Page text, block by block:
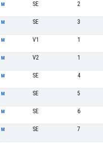
M SE 2
M SE 3
M V1 1
M V2 1
M SE 4
M SE 5
M SE 6
M SE 7